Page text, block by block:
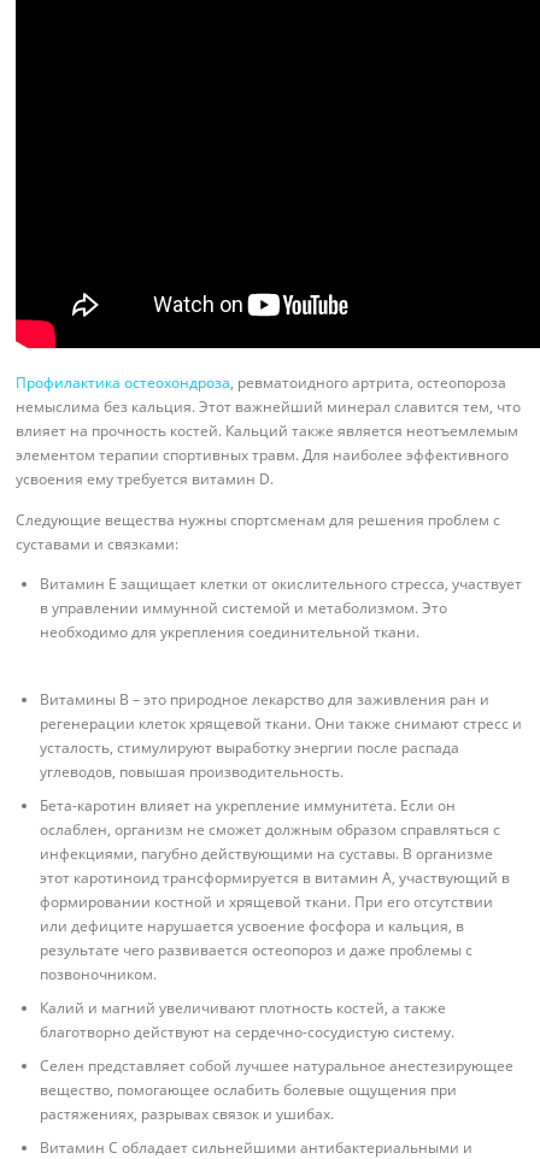
Профилактика остеохондроза, ревматоидного артрита, остеопороза
немыслима без кальция. Этот важнейший минерал славится тем, что
влияет на прочность костей. Кальций также является неотъемлемым
элементом терапии спортивных травм. Для наиболее эффективного
усвоения ему требуется витамин D.
Следующие вещества нужны спортсменам для решения проблем с
суставами и связками:
Витамин E защищает клетки от окислительного стресса, участвует
в управлении иммунной системой и метаболизмом. Это
необходимо для укрепления соединительной ткани.
Витамины B – это природное лекарство для заживления ран и
регенерации клеток хрящевой ткани. Они также снимают стресс и
усталость, стимулируют выработку энергии после распада
углеводов, повышая производительность.
Бета-каротин влияет на укрепление иммунитета. Если он
ослаблен, организм не сможет должным образом справляться с
инфекциями, пагубно действующими на суставы. В организме
этот каротиноид трансформируется в витамин A, участвующий в
формировании костной и хрящевой ткани. При его отсутствии
или дефиците нарушается усвоение фосфора и кальция, в
результате чего развивается остеопороз и даже проблемы с
позвоночником.
Калий и магний увеличивают плотность костей, а также
благотворно действуют на сердечно-сосудистую систему.
Селен представляет собой лучшее натуральное анестезирующее
вещество, помогающее ослабить болевые ощущения при
растяжениях, разрывах связок и ушибах.
Витамин C обладает сильнейшими антибактериальными и